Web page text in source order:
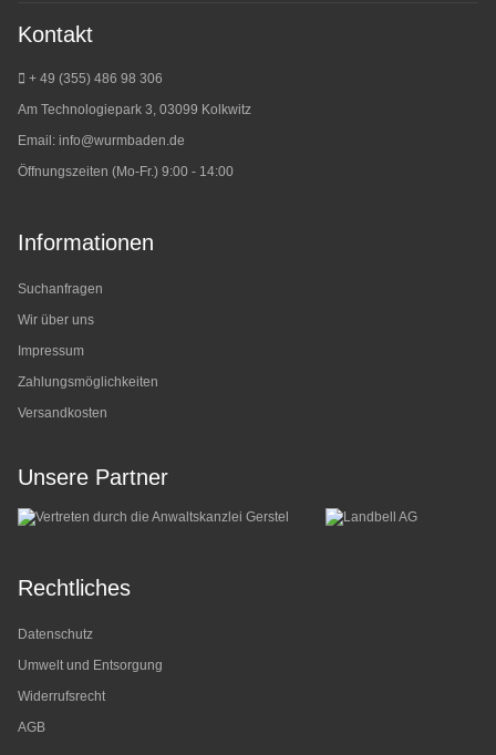
Kontakt
+ 49 (355) 486 98 306
Am Technologiepark 3, 03099 Kolkwitz
Email: info@wurmbaden.de
Öffnungszeiten (Mo-Fr.) 9:00 - 14:00
Informationen
Suchanfragen
Wir über uns
Impressum
Zahlungsmöglichkeiten
Versandkosten
Unsere Partner
Rechtliches
Datenschutz
Umwelt und Entsorgung
Widerrufsrecht
AGB